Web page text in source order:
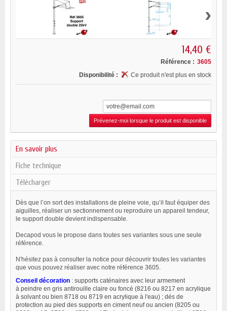
›
14,40 €
Référence : 3605
Disponibilité :
Ce produit n'est plus en stock
Prévenez-moi lorsque le produit est disponible
En savoir plus
Fiche technique
Télécharger
Dès que l’on sort des installations de pleine voie, qu’il faut équiper des
aiguilles, réaliser un sectionnement ou reproduire un appareil tendeur,
le support double devient indispensable.
Decapod vous le propose dans toutes ses variantes sous une seule
référence.
N'hésitez pas à consulter la notice pour découvrir toutes les variantes
que vous pouvez réaliser avec notre référence 3605.
Conseil décoration : supports caténaires avec leur armement
à peindre en gris antirouille claire ou foncé (8216 ou 8217 en acrylique
à solvant ou bien 8718 ou 8719 en acrylique à l'eau) ; dés de
protection au pied des supports en ciment neuf ou ancien (8205 ou